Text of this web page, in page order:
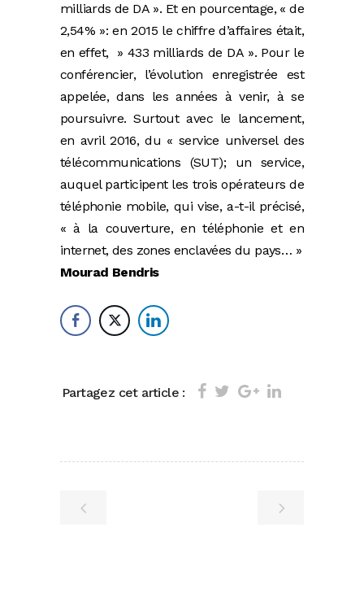
milliards de DA ». Et en pourcentage, « de
2,54% »: en 2015 le chiffre d’affaires était,
en effet, » 433 milliards de DA ». Pour le
conférencier, l’évolution enregistrée est
appelée, dans les années à venir, à se
poursuivre. Surtout avec le lancement,
en avril 2016, du « service universel des
télécommunications (SUT); un service,
auquel participent les trois opérateurs de
téléphonie mobile, qui vise, a-t-il précisé,
« à la couverture, en téléphonie et en
internet, des zones enclavées du pays… »
Mourad Bendris
Partagez cet article :